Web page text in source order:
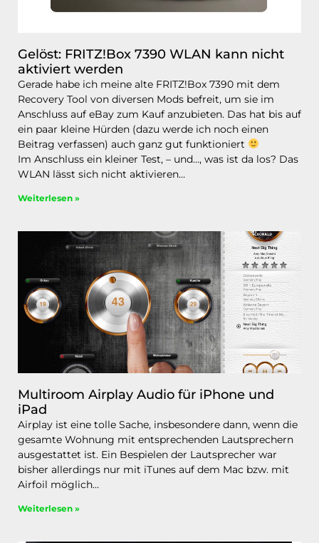
Gelöst: FRITZ!Box 7390 WLAN kann nicht
aktiviert werden
Gerade habe ich meine alte FRITZ!Box 7390 mit dem
Recovery Tool von diversen Mods befreit, um sie im
Anschluss auf eBay zum Kauf anzubieten. Das hat bis auf
ein paar kleine Hürden (dazu werde ich noch einen
Beitrag verfassen) auch ganz gut funktioniert
Im Anschluss ein kleiner Test, – und…, was ist da los? Das
WLAN lässt sich nicht aktivieren…
Weiterlesen »
Multiroom Airplay Audio für iPhone und
iPad
Airplay ist eine tolle Sache, insbesondere dann, wenn die
gesamte Wohnung mit entsprechenden Lautsprechern
ausgestattet ist. Ein Bespielen der Lautsprecher war
bisher allerdings nur mit iTunes auf dem Mac bzw. mit
Airfoil möglich…
Weiterlesen »